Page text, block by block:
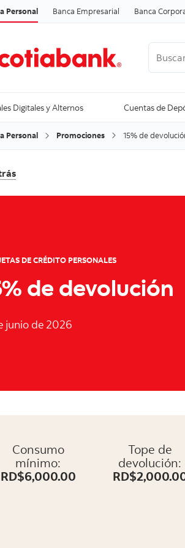
Personal Banca Empresarial Banca
Digitales y Alternos Cuentas de
Personal Promociones 15% de
DE CRÉDITO PERSONALES
de devolución
junio de 2026
Consumo
mínimo:
RD$6,000.00
Tope de
devolución: